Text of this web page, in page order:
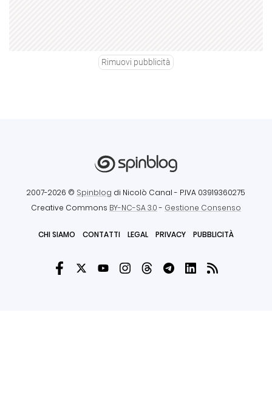
Rimuovi pubblicità
2007-2026 © Spinblog di Nicolò Canal - P.IVA 03919360275
Creative Commons BY-NC-SA 3.0- Gestione Consenso
CHI SIAMO CONTATTI LEGAL PRIVACY PUBBLICITÀ